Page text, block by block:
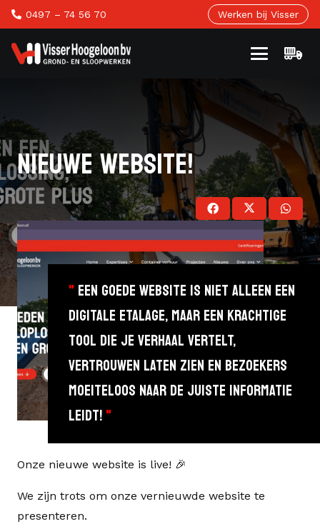
0497 – 74 56 70 Werken bij Visser
NIEUWE WEBSITE!
"EEN GOEDE WEBSITE IS NIET ALLEEN EEN
DIGITALE ETALAGE, MAAR EEN KRACHTIGE
TOOL DIE JE VERHAAL VERTELT,
VERTROUWEN LATEN ZIEN EN BEZOEKERS
MOEITELOOS NAAR DE JUISTE INFORMATIE
LEIDT!"
Onze nieuwe website is live! 🎉
We zijn trots om onze vernieuwde website te
presenteren.